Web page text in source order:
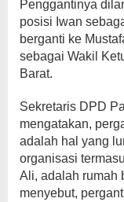
Penggantinya
posisi Iwan
berganti ke
sebagai Wakil
Barat.
Sekretaris DPD
mengatakan,
adalah hal yang
organisasi
Ali, adalah rumah
menyebut,